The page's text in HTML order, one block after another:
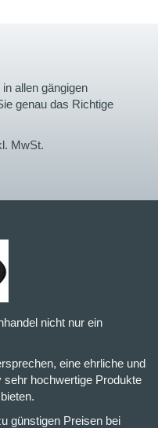
allen gängigen
genau das Richtige
MwSt.
nicht nur ein
eine ehrliche und
sehr hochwertige Produkte
günstigen Preisen bei